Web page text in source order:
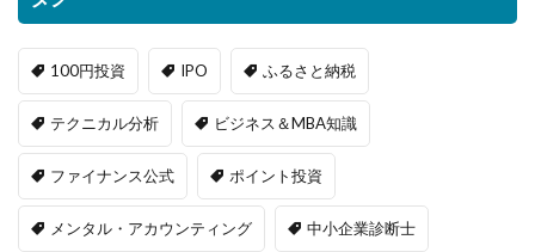
100円投資 IPO ふるさと納税
テクニカル分析 ビジネス＆MBA知識
ファイナンス公式 ポイント投資
メンタル・アカウンティング 中小企業診断士